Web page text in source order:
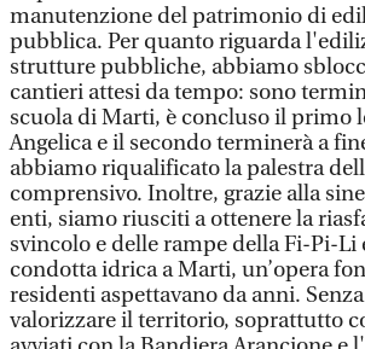
manutenzione del patrimonio di
pubblica. Per quanto riguarda
strutture pubbliche, abbiamo
cantieri attesi da tempo: sono
scuola di Marti, è concluso il primo
Angelica e il secondo terminerà a
abbiamo riqualificato la palestra
comprensivo. Inoltre, grazie alla
enti, siamo riusciti a ottenere la
svincolo e delle rampe della Fi-Pi-Li
condotta idrica a Marti, un’opera
residenti aspettavano da anni.
valorizzare il territorio, soprattutto